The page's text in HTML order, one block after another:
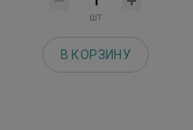
шт
В КОРЗИНУ